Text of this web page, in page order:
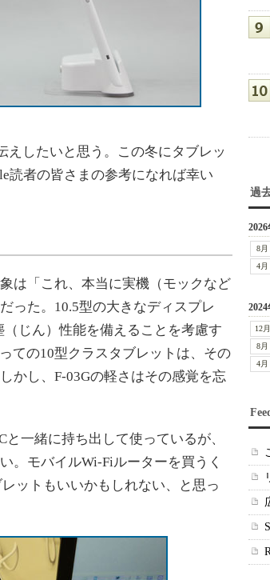
したいと思う。この冬にタブレッ
読者の皆さまの参考になれば幸い
は「これ、本当に実機（モックなど
った。10.5型の大きなディスプレ
じん）性能を備えることを考慮す
ての10型クラスタブレットは、その
かし、F-03Gの軽さはその感覚を忘
一緒に持ち出して使っているが、
。モバイルWi-Fiルーターを買うく
ットもいいかもしれない、と思っ
過
2026
8月
4月
2024
12月
8月
4月